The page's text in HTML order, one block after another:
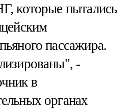
которые пытались
пассажира.
-
в
органах